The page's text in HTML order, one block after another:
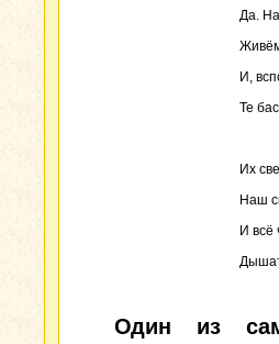
Да.
И,
Те
Их
Наш
И всё
Один из